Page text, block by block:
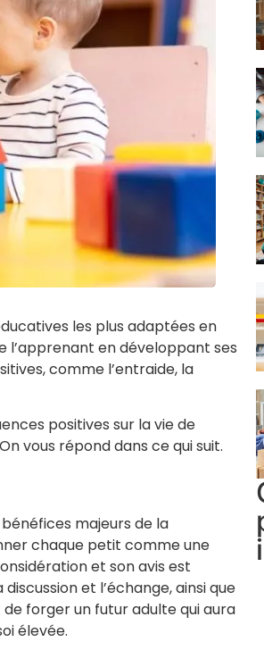
les plus adaptées en
l’apprenant en développant ses
comme l’entraide, la
positives sur la vie de
vous répond dans ce qui suit.
majeurs de la
chaque petit comme une
et son avis est
et l’échange, ainsi que
forger un futur adulte qui aura
élevée.